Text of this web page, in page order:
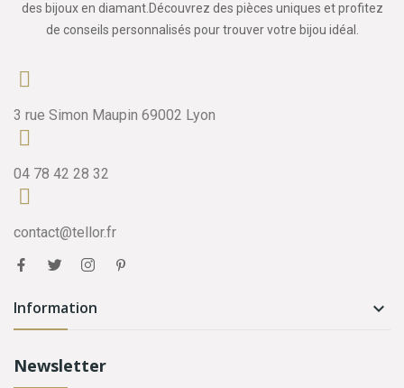
des bijoux en diamant.Découvrez des pièces uniques et profitez
de conseils personnalisés pour trouver votre bijou idéal.
3 rue Simon Maupin 69002 Lyon
04 78 42 28 32
contact@tellor.fr
Information 
Newsletter